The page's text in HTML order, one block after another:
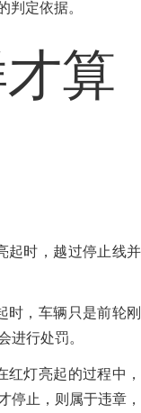
判定依据。
算
起时，越过停止线并
时，车辆只是前轮刚
进行处罚。
灯亮起的过程中，
停止，则属于违章，